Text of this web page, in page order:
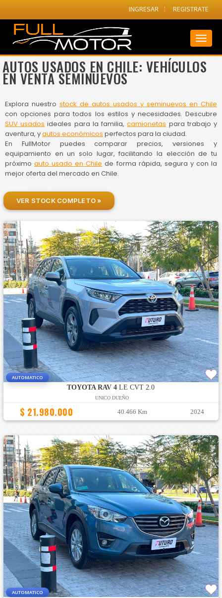
INGRESAR REGISTRATE
AUTOS USADOS EN CHILE: VEHÍCULOS
EN VENTA SEMINUEVOS
Explora nuestro stock de autos usados y seminuevos en Chile
con opciones para todos los estilos y necesidades. Descubre
SUV usados ideales para la familia,camionetas para trabajo y
aventura, yautos económicos perfectos para la ciudad.
En FullMotor puedes comparar precios, versiones y
equipamiento en un solo lugar, facilitando la elección de tu
próximoauto usado en Chile de forma rápida, segura y con la
mejor oferta del mercado en Chile.
VER STOCK COMPLETO »
AUTOMATICO
TOYOTA RAV 4 LE CVT 2.0
UNICO DUEÑO
$ 21.980.000 40.466 Km 2024
AUTOMATICO